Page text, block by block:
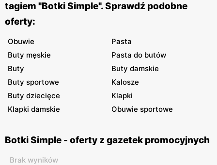
tagiem "Botki Simple". Sprawdź podobne
oferty:
Obuwie
Pasta
Buty męskie
Pasta do butów
Buty
Buty damskie
Buty sportowe
Kalosze
Buty dziecięce
Klapki
Klapki damskie
Obuwie sportowe
Botki Simple - oferty z gazetek promocyjnych
Brak wyników